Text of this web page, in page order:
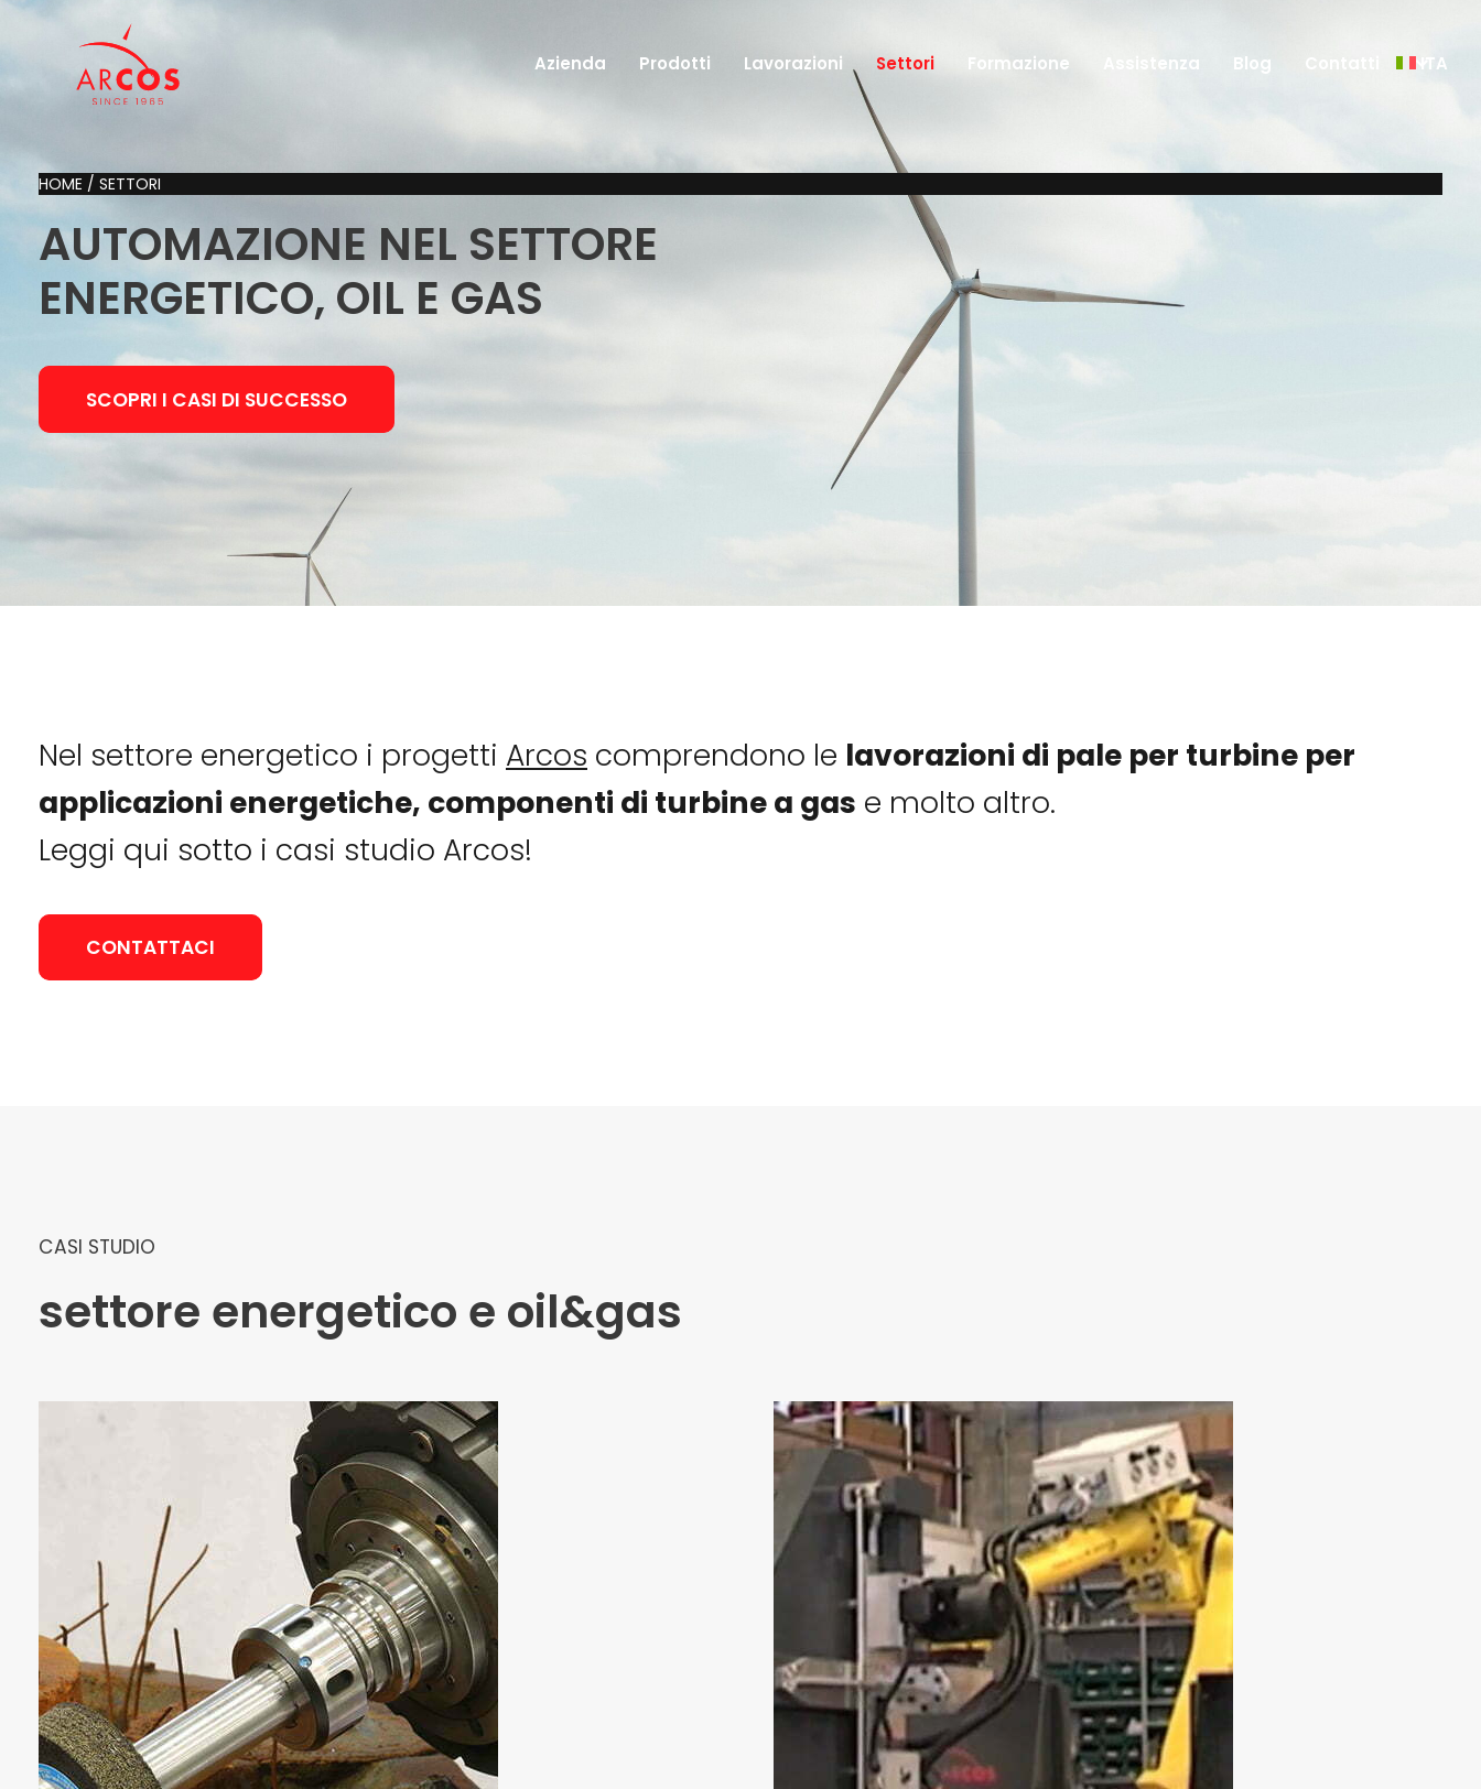
Azienda Prodotti
Asservimenti Macchine e Presse
Lavorazioni Settori Formazione Assistenza Blog ITA
HOME / SETTORI
AUTOMAZIONE NEL SETTORE
ENERGETICO, OIL E GAS
SCOPRI I CASI DI SUCCESSO
Nel settore energetico i progetti Arcos comprendono le lavorazioni di pale per turbine per
applicazioni energetiche, componenti di turbine a gas e molto altro.
Leggi qui sotto i casi studio Arcos!
CONTATTACI
CASI STUDIO
settore energetico e oil&gas